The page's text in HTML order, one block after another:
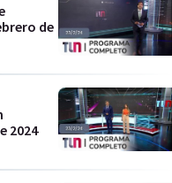
de
2024